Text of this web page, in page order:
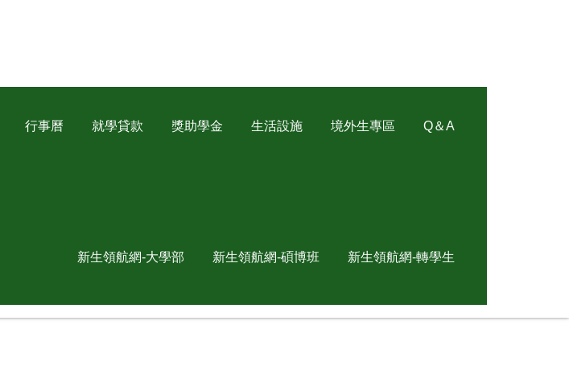
行事曆 就學貸款 獎助學金 生活設施 境外生專區 Q＆A
新生領航網-大學部 新生領航網-碩博班 新生領航網-轉學生